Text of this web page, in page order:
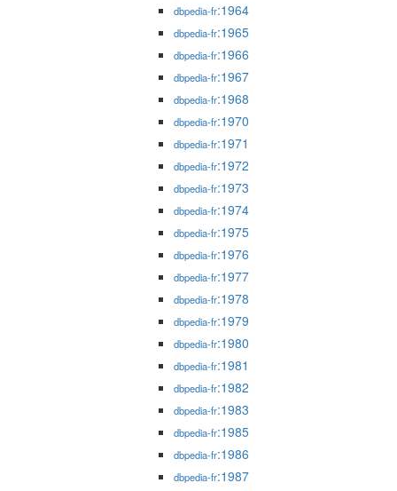
dbpedia-fr:1964
dbpedia-fr:1965
dbpedia-fr:1966
dbpedia-fr:1967
dbpedia-fr:1968
dbpedia-fr:1970
dbpedia-fr:1971
dbpedia-fr:1972
dbpedia-fr:1973
dbpedia-fr:1974
dbpedia-fr:1975
dbpedia-fr:1976
dbpedia-fr:1977
dbpedia-fr:1978
dbpedia-fr:1979
dbpedia-fr:1980
dbpedia-fr:1981
dbpedia-fr:1982
dbpedia-fr:1983
dbpedia-fr:1985
dbpedia-fr:1986
dbpedia-fr:1987